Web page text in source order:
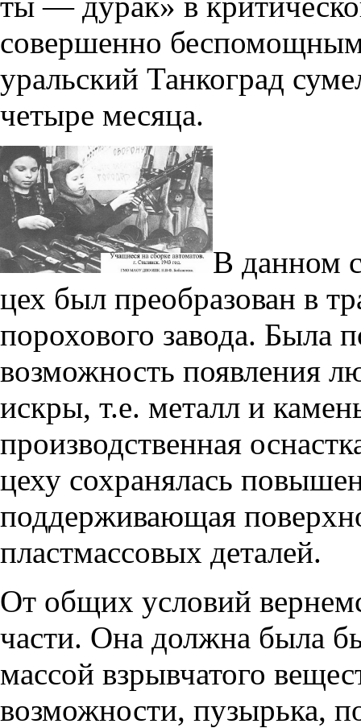
совершенно
уральский Танкоград
четыре месяца.
В данном
цех был преобразован в
порохового завода. Была
возможность появления
искры, т.е. металл и
производственная
цеху сохранялась
поддерживающая
пластмассовых деталей.
От общих условий
части. Она должна была
массой взрывчатого
возможности, пузырька,